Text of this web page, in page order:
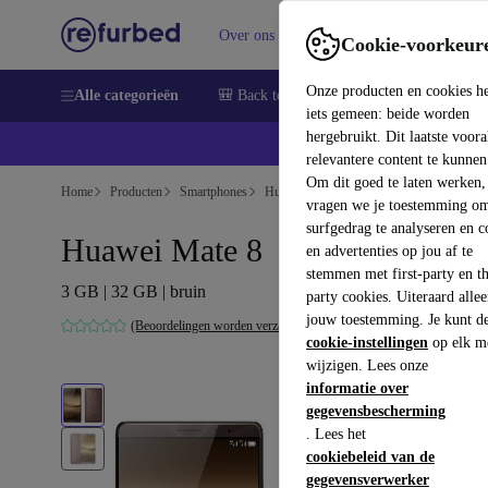
Cookie-
Onze producten en cookies
iets gemeen: beide worden
hergebruikt. Dit laatste
relevantere content te
Om dit goed te laten werken,
vragen we je toestemming
surfgedrag te analyseren en
en advertenties op jou af te
stemmen met first-party en
party cookies. Uiteraard
jouw toestemming. Je kunt
cookie-instellingen op elk
wijzigen. Lees onze
informatie over
gegevensbescherming
. Lees het
cookiebeleid van de
gegevensverwerker
Over ons Verkopen Support
Alle categorieën 🎒 Back to school Smartphones
Home Producten Smartphones Huawei Mobiele Telefoons
Huawei Mate 8
3 GB | 32 GB | bruin
(Beoordelingen worden verzameld)